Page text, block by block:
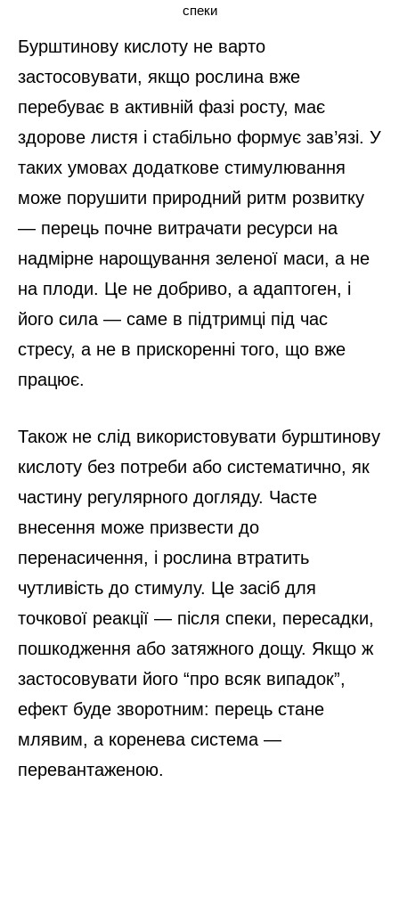
спеки
Бурштинову кислоту не варто
застосовувати, якщо рослина вже
перебуває в активній фазі росту, має
здорове листя і стабільно формує зав’язі. У
таких умовах додаткове стимулювання
може порушити природний ритм розвитку
— перець почне витрачати ресурси на
надмірне нарощування зеленої маси, а не
на плоди. Це не добриво, а адаптоген, і
його сила — саме в підтримці під час
стресу, а не в прискоренні того, що вже
працює.
Також не слід використовувати бурштинову
кислоту без потреби або систематично, як
частину регулярного догляду. Часте
внесення може призвести до
перенасичення, і рослина втратить
чутливість до стимулу. Це засіб для
точкової реакції — після спеки, пересадки,
пошкодження або затяжного дощу. Якщо ж
застосовувати його “про всяк випадок”,
ефект буде зворотним: перець стане
млявим, а коренева система —
перевантаженою.